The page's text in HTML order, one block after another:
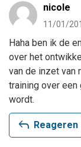
nicole
11/01/
Haha ben ik de
over het
van de inzet van
training over
wordt.
reply Reageren